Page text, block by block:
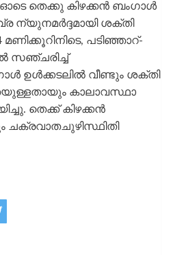
തെക്കു കിഴക്കന്‍ ബംഗാള്‍
ന്യുനമര്‍ദ്ദമായി ശക്തി
മണിക്കൂറിനിടെ, പടിഞ്ഞാറ്-
സഞ്ചരിച്ച്
ഉള്‍ക്കടലില്‍ വീണ്ടും ശക്തി
കാലാവസ്ഥാ
തെക്ക് കിഴക്കന്‍
ചക്രവാതചുഴിസ്ഥിതി